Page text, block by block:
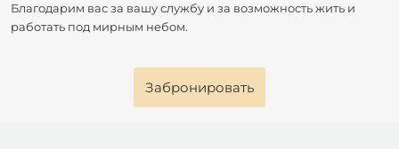
Благодарим вас за вашу службу и за возможность жить и
работать под мирным небом.
Забронировать